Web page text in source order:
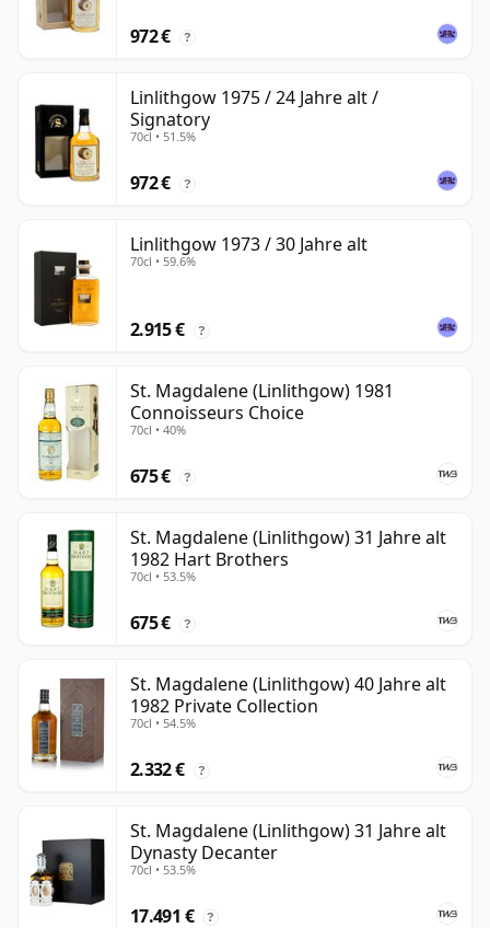
972 € ?
Linlithgow 1975 / 24 Jahre alt /
Signatory
70cl • 51.5%
972 € ?
Linlithgow 1973 / 30 Jahre alt
70cl • 59.6%
2.915 € ?
St. Magdalene (Linlithgow) 1981
Connoisseurs Choice
70cl • 40%
675 € ?
St. Magdalene (Linlithgow) 31 Jahre alt
1982 Hart Brothers
70cl • 53.5%
675 € ?
St. Magdalene (Linlithgow) 40 Jahre alt
1982 Private Collection
70cl • 54.5%
2.332 € ?
St. Magdalene (Linlithgow) 31 Jahre alt
Dynasty Decanter
70cl • 53.5%
17.491 € ?